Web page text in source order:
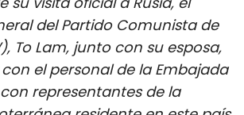
SOCIEDAD
SALUD - MEDIO AMBIENTE
CULTURA - ENTRETENIMIENTO
del Partido Comunista de
To Lam, junto con su esposa,
el personal de la Embajada
representantes de la